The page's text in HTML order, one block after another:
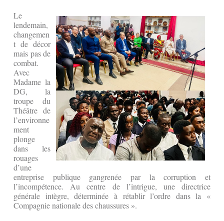
Le
lendemain,
changemen
t de décor
mais pas de
combat.
Avec
Madame la
DG, la
troupe du
Théâtre de
l’environne
ment
plonge
dans les
rouages
d’une
entreprise publique gangrenée par la corruption et
l’incompétence. Au centre de l’intrigue, une directrice
générale intègre, déterminée à rétablir l’ordre dans la «
Compagnie nationale des chaussures ».